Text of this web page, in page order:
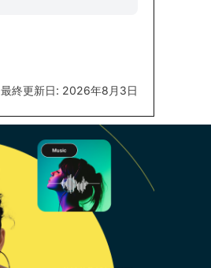
最終更新日: 2026年8月3日